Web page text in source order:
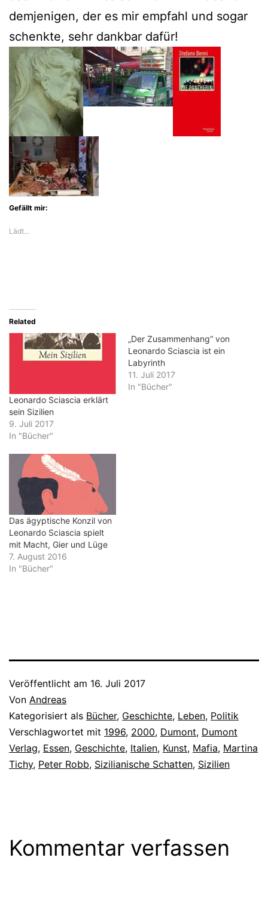
demjenigen, der es mir empfahl und sogar
schenkte, sehr dankbar dafür!
Gefällt mir:
Lädt…
Related
Leonardo Sciascia erklärt
sein Sizilien
9. Juli 2017
In "Bücher"
„Der Zusammenhang“ von
Leonardo Sciascia ist ein
Labyrinth
11. Juli 2017
In "Bücher"
Das ägyptische Konzil von
Leonardo Sciascia spielt
mit Macht, Gier und Lüge
7. August 2016
In "Bücher"
Veröffentlicht am 16. Juli 2017
Von Andreas
Kategorisiert als Bücher, Geschichte, Leben, Politik
Verschlagwortet mit 1996, 2000, Dumont, Dumont
Verlag, Essen, Geschichte, Italien, Kunst, Mafia, Martina
Tichy, Peter Robb, Sizilianische Schatten, Sizilien
Kommentar verfassen